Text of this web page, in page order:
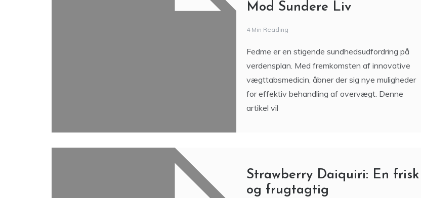
Mod Sundere Liv
4 Min Reading
Fedme er en stigende sundhedsudfordring på
verdensplan. Med fremkomsten af innovative
vægttabsmedicin, åbner der sig nye muligheder
for effektiv behandling af overvægt. Denne
artikel vil
Strawberry Daiquiri: En frisk
og frugtagtig